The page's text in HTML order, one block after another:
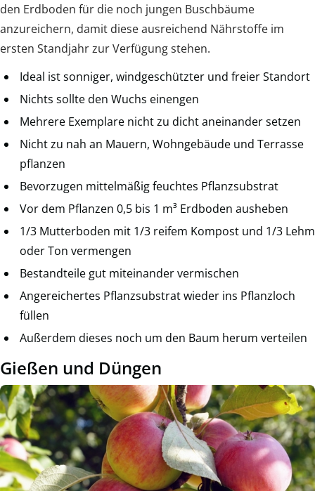
den Erdboden für die noch jungen Buschbäume
anzureichern, damit diese ausreichend Nährstoffe im
ersten Standjahr zur Verfügung stehen.
Ideal ist sonniger, windgeschützter und freier Standort
Nichts sollte den Wuchs einengen
Mehrere Exemplare nicht zu dicht aneinander setzen
Nicht zu nah an Mauern, Wohngebäude und Terrasse
pflanzen
Bevorzugen mittelmäßig feuchtes Pflanzsubstrat
Vor dem Pflanzen 0,5 bis 1 m³ Erdboden ausheben
1/3 Mutterboden mit 1/3 reifem Kompost und 1/3 Lehm
oder Ton vermengen
Bestandteile gut miteinander vermischen
Angereichertes Pflanzsubstrat wieder ins Pflanzloch
füllen
Außerdem dieses noch um den Baum herum verteilen
Gießen und Düngen